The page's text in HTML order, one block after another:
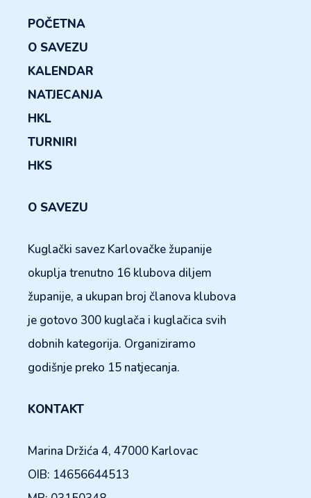
POČETNA
O SAVEZU
KALENDAR
NATJECANJA
HKL
TURNIRI
HKS
O SAVEZU
Kuglački savez Karlovačke županije
okuplja trenutno 16 klubova diljem
županije, a ukupan broj članova klubova
je gotovo 300 kuglača i kuglačica svih
dobnih kategorija. Organiziramo
godišnje preko 15 natjecanja.
KONTAKT
Marina Držića 4, 47000 Karlovac
OIB: 14656644513